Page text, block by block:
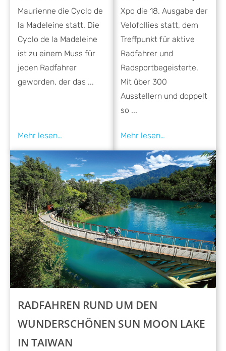
Maurienne die Cyclo de
la Madeleine statt. Die
Cyclo de la Madeleine
ist zu einem Muss für
jeden Radfahrer
geworden, der das ...
Xpo die 18. Ausgabe der
Velofollies statt, dem
Treffpunkt für aktive
Radfahrer und
Radsportbegeisterte.
Mit über 300
Ausstellern und doppelt
so ...
RADFAHREN RUND UM DEN
WUNDERSCHÖNEN SUN MOON LAKE
IN TAIWAN